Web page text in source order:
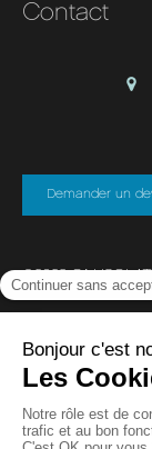
Contact
Demander un
©2023 GN